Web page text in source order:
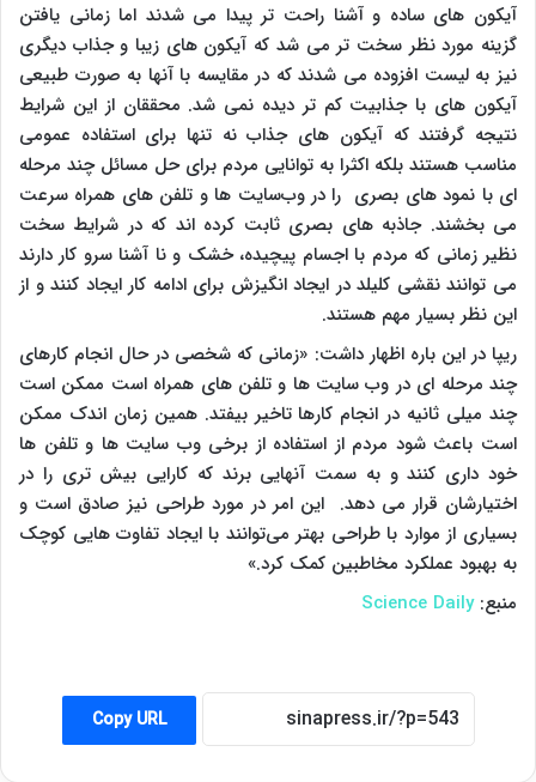
آیکون های ساده و آشنا راحت تر پیدا می شدند اما زمانی یافتن
گزینه مورد نظر سخت تر می شد که آیکون های زیبا و جذاب دیگری
نیز به لیست افزوده می شدند که در مقایسه با آنها به صورت طبیعی
آیکون های با جذابیت کم تر دیده نمی شد. محققان از این شرایط
نتیجه گرفتند که آیکون های جذاب نه تنها برای استفاده عمومی
مناسب هستند بلکه اکثرا به توانایی مردم برای حل مسائل چند مرحله
ای با نمود های بصری را در وب‌سایت ها و تلفن های همراه سرعت
می بخشند. جاذبه های بصری ثابت کرده اند که در شرایط سخت
نظیر زمانی که مردم با اجسام پیچیده، خشک و نا آشنا سرو کار دارند
می توانند نقشی کلیلد در ایجاد انگیزش برای ادامه کار ایجاد کنند و از
این نظر بسیار مهم هستند.
ریپا در این باره اظهار داشت: «زمانی که شخصی در حال انجام کارهای
چند مرحله ای در وب سایت ها و تلفن های همراه است ممکن است
چند میلی ثانیه در انجام کارها تاخیر بیفتد. همین زمان اندک ممکن
است باعث شود مردم از استفاده از برخی وب سایت ها و تلفن ها
خود داری کنند و به سمت آنهایی برند که کارایی بیش تری را در
اختیارشان قرار می دهد. این امر در مورد طراحی نیز صادق است و
بسیاری از موارد با طراحی بهتر می‌توانند با ایجاد تفاوت هایی کوچک
به بهبود عملکرد مخاطبین کمک کرد.»
منبع:Science Daily
Copy URL